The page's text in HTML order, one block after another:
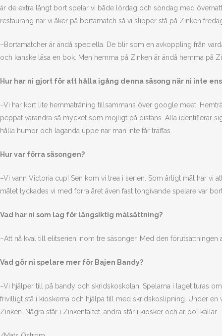
är de extra långt bort spelar vi både lördag och söndag med
restaurang när vi åker på bortamatch så vi slipper stå på Zinken
–Bortamatcher är ändå speciella. De blir som en avkoppling från
och kanske läsa en bok. Men hemma på Zinken är ändå hemma på
Hur har ni gjort för att hålla igång denna säsong när ni inte
–Vi har kört lite hemmaträning tillsammans över google meet.
peppat varandra så mycket som möjligt på distans. Alla identifierar
hålla humör och laganda uppe när man inte får träffas.
Hur var förra säsongen?
–Vi vann Victoria cup! Sen kom vi trea i serien. Som årligt mål har vi
målet lyckades vi med förra året även fast tongivande spelare var
Vad har ni som lag för långsiktig målsättning?
–Att nå kval till elitserien inom tre säsonger. Med den förutsättningen
Vad gör ni spelare mer för Bajen Bandy?
–Vi hjälper till på bandy och skridskoskolan. Spelarna i laget turas
frivilligt stå i kioskerna och hjälpa till med skridskoslipning. Under
Zinken. Några står i Zinkentältet, andra står i kiosker och är bollkallar.